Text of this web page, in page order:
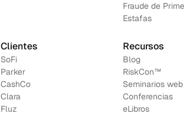
Fraude de
Estafas
Clientes
SoFi
Parker
CashCo
Clara
Fluz
Recursos
Blog
RiskCon™
Seminarios web
Conferencias
eLibros